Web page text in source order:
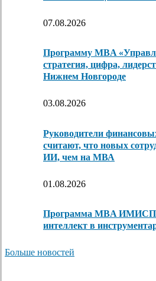
07.08.2026
Программу MBA
стратегия, цифра,
Нижнем Новгороде
03.08.2026
Руководители
считают, что новых
ИИ, чем на МВА
01.08.2026
Программа MBA ИМИСП:
интеллект в
Больше новостей